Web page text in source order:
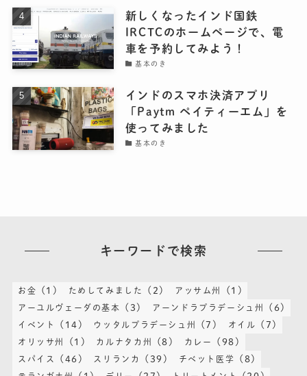
新しくなったインド国鉄
IRCTCのホームページで、電
車を予約してみよう！
基本のき
インドのスマホ決済アプリ
「Paytm ペイティーエム」を
使ってみました
基本のき
キーワードで検索
お金 (1) ためしてみました (2) アッサム州 (1)
アーユルヴェーダの基本 (3) アーンドラプラデーシュ州 (6)
イベント (14) ウッタルプラデーシュ州 (7) オイル (7)
オリッサ州 (1) カルナタカ州 (8) カレー (98)
スパイス (46) スリランカ (39) チベット医学 (8)